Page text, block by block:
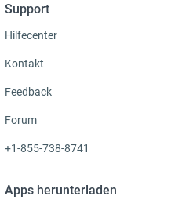
Support
Hilfecenter
Kontakt
Feedback
Forum
+1-855-738-8741
Apps herunterladen